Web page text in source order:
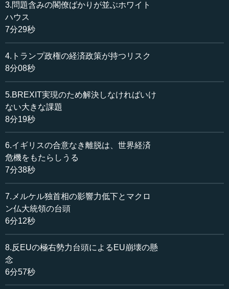
があるからです。習近平氏は、2020年、2030年、2049年、
とホップ・ステップ・ジャンプ（三段跳び）のように世界
最強の経済軍事強国をつくると言っているのです。
そのためには経済力が重要です。経済力の基本はイノベ
ーション、イノベーションの基本は…、といったようにそ
れが基本戦略なのです。なぜそこまで言うかというと、習
近平氏が国家主席になった途端に「中国夢」と言いまし
た。
中国の夢というのはこのようなものです。今から78年
年のアヘン戦争、56年のアロー号事件で、イギリスに難癖
を付けられて事実上、植民地状態になりました。欧米列強
が入ってきて、中国に利権を設定しました。そして、1931
年に日本軍が進出しました。こうした恨みを中国人民は晴
らすときが来たということで、「中国夢」なのです。中国
に行くと高速道路でもどこでも全部、赤い字で「中国夢」
と書いてあります。
●産業連関を踏まえた経済成長戦略
3.問題含みの閣僚ばかりが並ぶホワイト
ハウス
7分29秒
4.トランプ政権の経済政策が持つリスク
8分08秒
5.BREXIT実現のため解決しなければいけ
ない大きな課題
8分19秒
6.イギリスの合意なき離脱は、世界経済
危機をもたらしうる
7分38秒
7.メルケル独首相の影響力低下とマクロ
ン仏大統領の台頭
6分12秒
8.反EUの極右勢力台頭によるEU崩壊の懸
念
6分57秒